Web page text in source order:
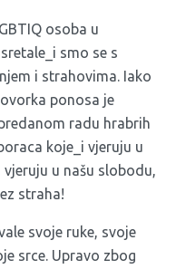
osoba u
smo se s
i strahovima. Iako
ponosa je
radu hrabrih
koje_i vjeruju u
u našu slobodu,
straha!
svoje ruke, svoje
srce. Upravo zbog